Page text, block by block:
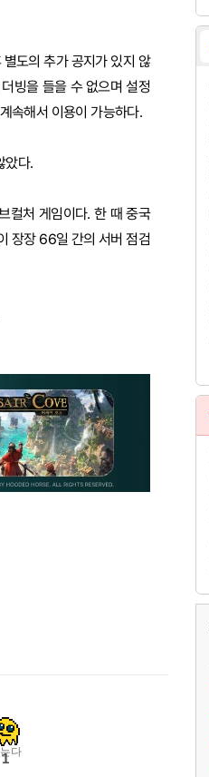
도의 추가 공지가 있지 않
빙을 들을 수 없으며 설정
속해서 이용이 가능하다.
았다.
컬처 게임이다. 한 때 중국
장장 66일 간의 서버 점검
다
1